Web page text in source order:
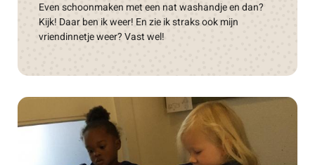
Even schoonmaken met een nat washandje en dan?
Kijk! Daar ben ik weer! En zie ik straks ook mijn
vriendinnetje weer? Vast wel!